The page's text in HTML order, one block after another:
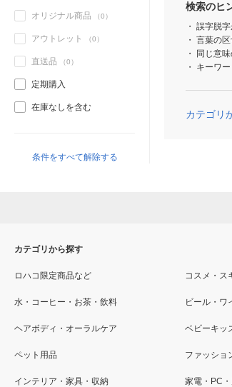
オリジナル商品 （0）
アウトレット （0）
直送品 （0）
定期購入
在庫なしを含む
条件をすべて解除する
検索のヒ
誤字脱字
言葉の
同じ意
キーワ
カテゴリ
カテゴリから探す
ロハコ限定商品など コスメ・ス
水・コーヒー・お茶・飲料 ビール・ワ
ヘアボディ・オーラルケア ベビーキッ
ペット用品 ファッショ
インテリア・家具・収納 家電・PC